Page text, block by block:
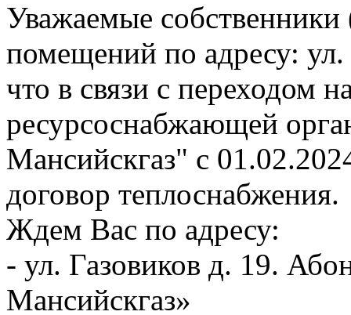
Уважаемые
помещений по адресу:
что в связи с переходом
ресурсоснабжающей
Мансийскгаз" с
договор теплоснабжения.
Ждем Вас по адресу:
- ул. Газовиков д. 19.
Мансийскгаз»